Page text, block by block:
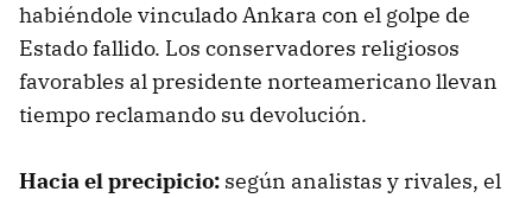
habiéndole vinculado Ankara con el golpe de
Estado fallido. Los conservadores religiosos
favorables al presidente norteamericano llevan
tiempo reclamando su devolución.
Hacia el precipicio: según analistas y rivales, el